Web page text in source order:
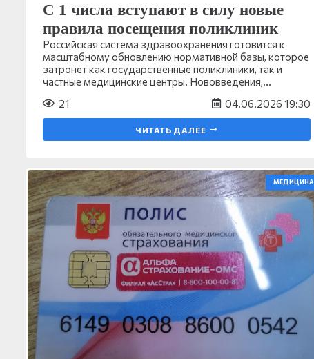
С 1 числа вступают в силу новые
правила посещения поликлиник
Российская система здравоохранения готовится к
масштабному обновлению нормативной базы, которое
затронет как государственные поликлиники, так и
частные медицинские центры. Нововведения,…
21
04.06.2026 19:30
ЧИТАТЬ ДАЛЕЕ
МЕДИЦИНА